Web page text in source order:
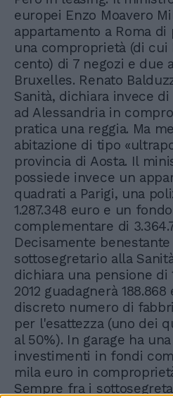
europei Enzo Moavero
appartamento a Roma di
una comproprietà (di
cento) di 7 negozi e due
Bruxelles. Renato
Sanità, dichiara invece
ad Alessandria in
pratica una reggia. Ma
abitazione di tipo
provincia di Aosta. Il
possiede invece un
quadrati a Parigi, una
1.287.348 euro e un
complementare di
Decisamente
sottosegretario alla
dichiara una pensione di
2012 guadagnerà
discreto numero di
per l'esattezza (uno dei
al 50%). In garage ha
investimenti in fondi
mila euro in
Sempre fra i